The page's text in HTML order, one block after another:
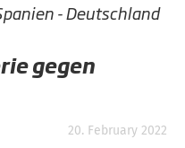
- Deutschland
gegen
20. February 2022